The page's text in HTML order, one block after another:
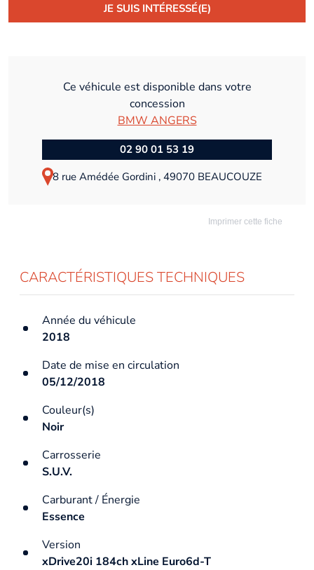
JE SUIS INTÉRESSÉ(E)
Ce véhicule est disponible dans votre
concession
BMW ANGERS
02 90 01 53 19
8 rue Amédée Gordini , 49070 BEAUCOUZE
Imprimer cette fiche
CARACTÉRISTIQUES TECHNIQUES
Année du véhicule
2018
Date de mise en circulation
05/12/2018
Couleur(s)
Noir
Carrosserie
S.U.V.
Carburant / Énergie
Essence
Version
xDrive20i 184ch xLine Euro6d-T